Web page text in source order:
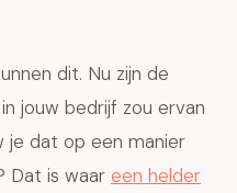
dit. Nu zijn de
jouw bedrijf zou ervan
je dat op een manier
Dat is waar een helder